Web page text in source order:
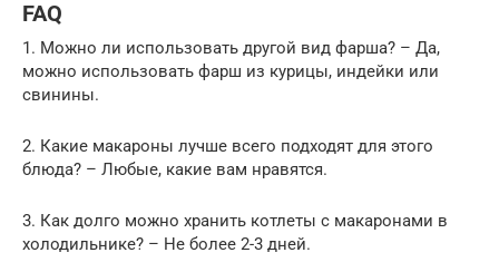
FAQ
1. Можно ли использовать другой вид фарша? – Да,
можно использовать фарш из курицы, индейки или
свинины.
2. Какие макароны лучше всего подходят для этого
блюда? – Любые, какие вам нравятся.
3. Как долго можно хранить котлеты с макаронами в
холодильнике? – Не более 2-3 дней.